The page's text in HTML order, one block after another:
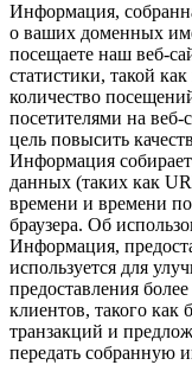
Информация,
о ваших доменных
посещаете наш веб-
статистики, такой
количество
посетителями на веб-
цель повысить
Информация
данных (таких как
времени и времени
браузера. Об
Информация,
используется для
предоставления
клиентов, такого как
транзакций и
передать собранную